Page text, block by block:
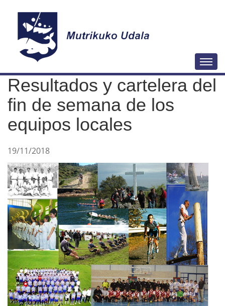
a
Resultados y cartelera del
fin de semana de los
equipos locales
19/11/2018